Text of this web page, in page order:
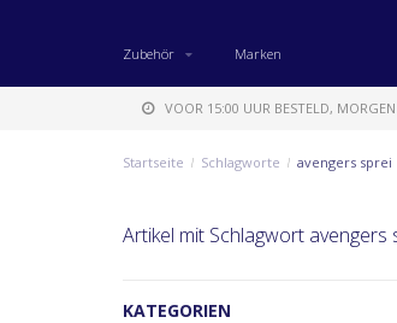
Zubehör Marken
VOOR 15:00 UUR BESTELD,
Startseite / Schlagworte / avengers sprei
Artikel mit Schlagwort avengers
KATEGORIEN